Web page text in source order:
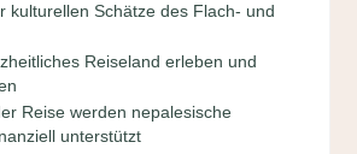
kulturellen Schätze des Flach- und
Reiseland erleben und
Reise werden nepalesische
unterstützt